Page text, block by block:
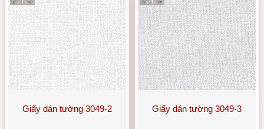
Giấy dán tường 3049-2 Giấy dán tường 3049-3